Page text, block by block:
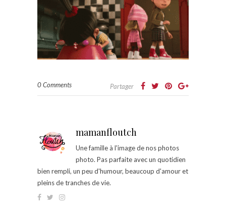
0 Comments Partager
mamanfloutch
Une famille à l'image de nos photos
photo. Pas parfaite avec un quotidien
bien rempli, un peu d'humour, beaucoup d'amour et
pleins de tranches de vie.